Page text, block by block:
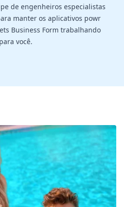
de engenheiros especialistas
manter os aplicativos powr
Business Form trabalhando
para você.